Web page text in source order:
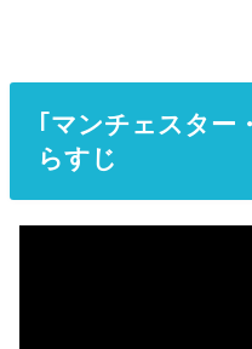
｢マンチェスター
らすじ